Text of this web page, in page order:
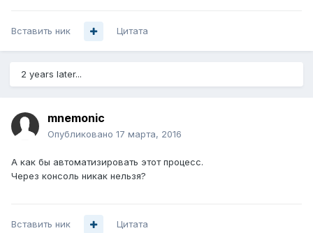
Вставить ник Цитата
2 years later...
mnemonic
Опубликовано 17 марта, 2016
А как бы автоматизировать этот процесс.
Через консоль никак нельзя?
Вставить ник Цитата